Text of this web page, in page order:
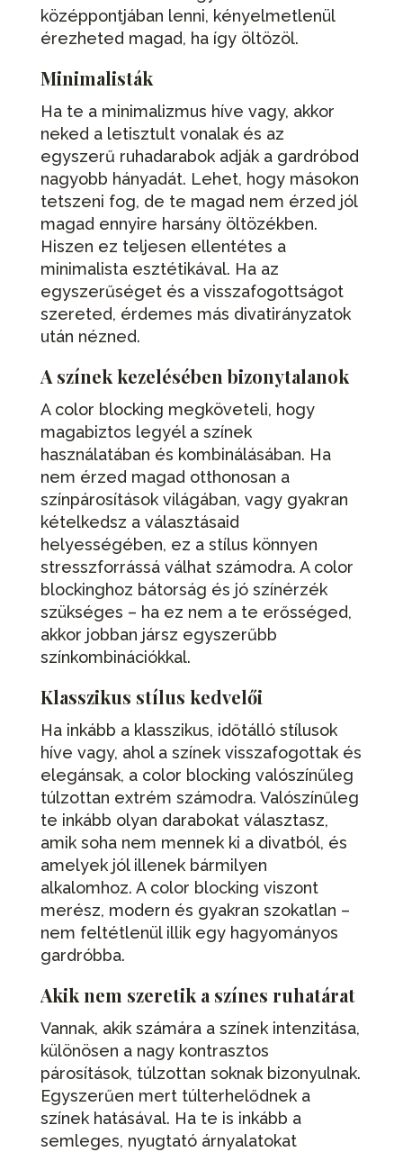
középpontjában lenni, kényelmetlenül
érezheted magad, ha így öltözöl.
Minimalisták
Ha te a minimalizmus híve vagy, akkor
neked a letisztult vonalak és az
egyszerű ruhadarabok adják a gardróbod
nagyobb hányadát. Lehet, hogy másokon
tetszeni fog, de te magad nem érzed jól
magad ennyire harsány öltözékben.
Hiszen ez teljesen ellentétes a
minimalista esztétikával. Ha az
egyszerűséget és a visszafogottságot
szereted, érdemes más divatirányzatok
után nézned.
A színek kezelésében bizonytalanok
A color blocking megköveteli, hogy
magabiztos legyél a színek
használatában és kombinálásában. Ha
nem érzed magad otthonosan a
színpárosítások világában, vagy gyakran
kételkedsz a választásaid
helyességében, ez a stílus könnyen
stresszforrássá válhat számodra. A color
blockinghoz bátorság és jó színérzék
szükséges – ha ez nem a te erősséged,
akkor jobban jársz egyszerűbb
színkombinációkkal.
Klasszikus stílus kedvelői
Ha inkább a klasszikus, időtálló stílusok
híve vagy, ahol a színek visszafogottak és
elegánsak, a color blocking valószínűleg
túlzottan extrém számodra. Valószínűleg
te inkább olyan darabokat választasz,
amik soha nem mennek ki a divatból, és
amelyek jól illenek bármilyen
alkalomhoz. A color blocking viszont
merész, modern és gyakran szokatlan –
nem feltétlenül illik egy hagyományos
gardróbba.
Akik nem szeretik a színes ruhatárat
Vannak, akik számára a színek intenzitása,
különösen a nagy kontrasztos
párosítások, túlzottan soknak bizonyulnak.
Egyszerűen mert túlterhelődnek a
színek hatásával. Ha te is inkább a
semleges, nyugtató árnyalatokat